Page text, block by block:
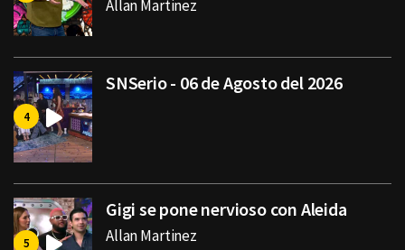
Allan Martinez
SNSerio - 06 de Agosto del 2026
Gigi se pone nervioso con Aleida
Allan Martinez